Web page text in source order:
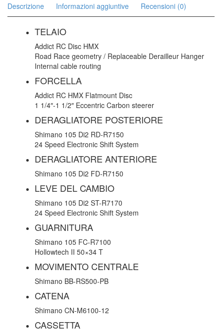
Descrizione Informazioni aggiuntive Recensioni (0)
TELAIO
Addict RC Disc HMX
Road Race geometry / Replaceable Derailleur Hanger
Internal cable routing
FORCELLA
Addict RC HMX Flatmount Disc
1 1/4″-1 1/2″ Eccentric Carbon steerer
DERAGLIATORE POSTERIORE
Shimano 105 Di2 RD-R7150
24 Speed Electronic Shift System
DERAGLIATORE ANTERIORE
Shimano 105 Di2 FD-R7150
LEVE DEL CAMBIO
Shimano 105 Di2 ST-R7170
24 Speed Electronic Shift System
GUARNITURA
Shimano 105 FC-R7100
Hollowtech II 50×34 T
MOVIMENTO CENTRALE
Shimano BB-RS500-PB
CATENA
Shimano CN-M6100-12
CASSETTA